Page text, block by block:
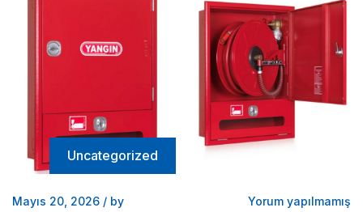
Uncategorized
Mayıs 20, 2026 / by
Yorum yapılmamış